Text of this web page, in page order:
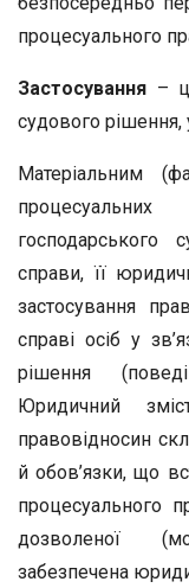
процесуального
Застосування –
судового рішення,
Матеріальним
господарського
справи, її
застосування
справі осіб у
рішення
Юридичний
правовідносин
й обов’язки, що
процесуального
дозволеної
забезпечена